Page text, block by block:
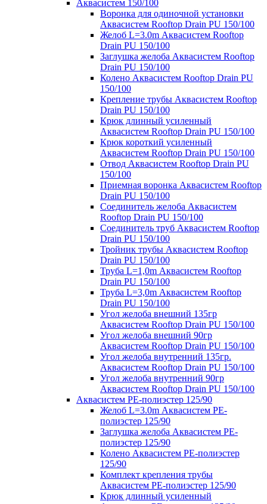
Аквасистем 150/100
Воронка для одиночной установки
Аквасистем Rooftop Drain PU 150/100
Желоб L=3.0m Аквасистем Rooftop
Drain PU 150/100
Заглушка желоба Аквасистем Rooftop
Drain PU 150/100
Колено Аквасистем Rooftop Drain PU
150/100
Крепление трубы Аквасистем Rooftop
Drain PU 150/100
Крюк длинный усиленный
Аквасистем Rooftop Drain PU 150/100
Крюк короткий усиленный
Аквасистем Rooftop Drain PU 150/100
Отвод Аквасистем Rooftop Drain PU
150/100
Приемная воронка Аквасистем Rooftop
Drain PU 150/100
Соединитель желоба Аквасистем
Rooftop Drain PU 150/100
Соединитель труб Аквасистем Rooftop
Drain PU 150/100
Тройник трубы Аквасистем Rooftop
Drain PU 150/100
Труба L=1,0m Аквасистем Rooftop
Drain PU 150/100
Труба L=3,0m Аквасистем Rooftop
Drain PU 150/100
Угол желоба внешний 135гр
Аквасистем Rooftop Drain PU 150/100
Угол желоба внешний 90гр
Аквасистем Rooftop Drain PU 150/100
Угол желоба внутренний 135гр.
Аквасистем Rooftop Drain PU 150/100
Угол желоба внутренний 90гр
Аквасистем Rooftop Drain PU 150/100
Аквасистем PE-полиэстер 125/90
Желоб L=3.0m Аквасистем PE-
полиэстер 125/90
Заглушка желоба Аквасистем PE-
полиэстер 125/90
Колено Аквасистем PE-полиэстер
125/90
Комплект крепления трубы
Аквасистем PE-полиэстер 125/90
Крюк длинный усиленный